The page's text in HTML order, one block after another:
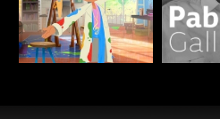
ESCUCHAR